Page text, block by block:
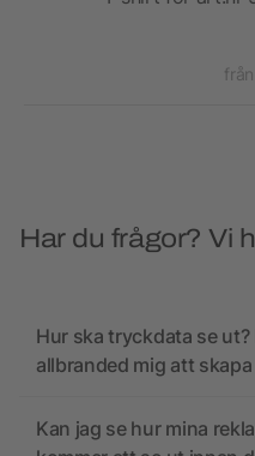
Har du frågor? Vi
Hur ska tryckdata se ut?
allbranded mig att skapa
Kan jag se hur mina